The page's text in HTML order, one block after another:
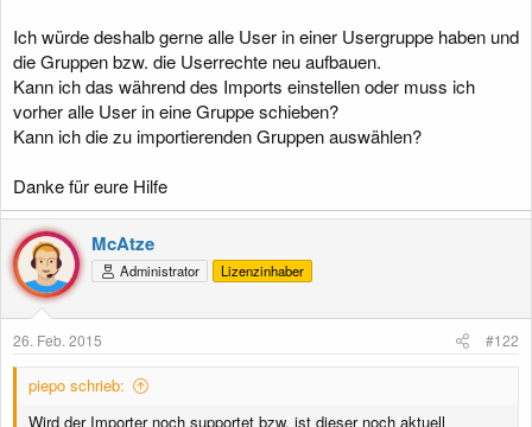
Ich würde deshalb gerne alle User in einer Usergruppe haben und
die Gruppen bzw. die Userrechte neu aufbauen.
Kann ich das während des Imports einstellen oder muss ich
vorher alle User in eine Gruppe schieben?
Kann ich die zu importierenden Gruppen auswählen?
Danke für eure Hilfe
McAtze
Administrator Lizenzinhaber
26. Feb. 2015 #122
piepo schrieb:
Wird der Importer noch supportet bzw. ist dieser noch aktuell